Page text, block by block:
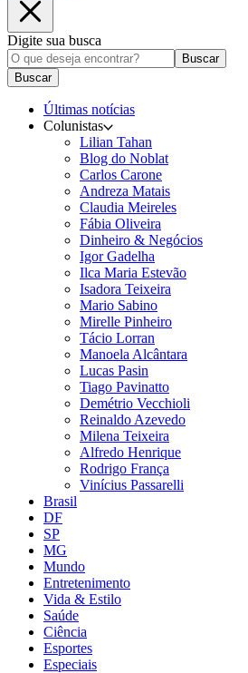
Digite sua busca
Buscar
Buscar
Últimas notícias
Colunistas
Lilian Tahan
Blog do Noblat
Carlos Carone
Andreza Matais
Claudia Meireles
Fábia Oliveira
Dinheiro & Negócios
Igor Gadelha
Ilca Maria Estevão
Isadora Teixeira
Mario Sabino
Mirelle Pinheiro
Tácio Lorran
Manoela Alcântara
Lucas Pasin
Tiago Pavinatto
Demétrio Vecchioli
Reinaldo Azevedo
Milena Teixeira
Alfredo Henrique
Rodrigo França
Vinícius Passarelli
Brasil
DF
SP
MG
Mundo
Entretenimento
Vida & Estilo
Saúde
Ciência
Esportes
Especiais